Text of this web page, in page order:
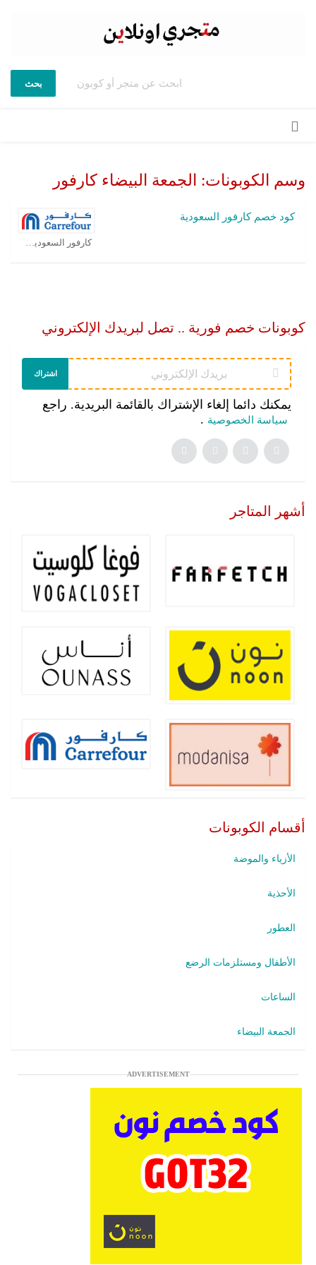
بحث
وسم الكوبونات: الجمعة البيضاء كارفور
كود خصم كارفور السعودية
كوبونات خصم فورية .. تصل لبريدك الإلكتروني
اشتراك
يمكنك دائما إلغاء الإشتراك بالقائمة البريدية. راجع
سياسة الخصوصية .
أشهر المتاجر
أقسام الكوبونات
الأزياء والموضة
الأحذية
العطور
الأطفال ومستلزمات الرضع
الساعات
الجمعة البيضاء
ADVERTISEMENT